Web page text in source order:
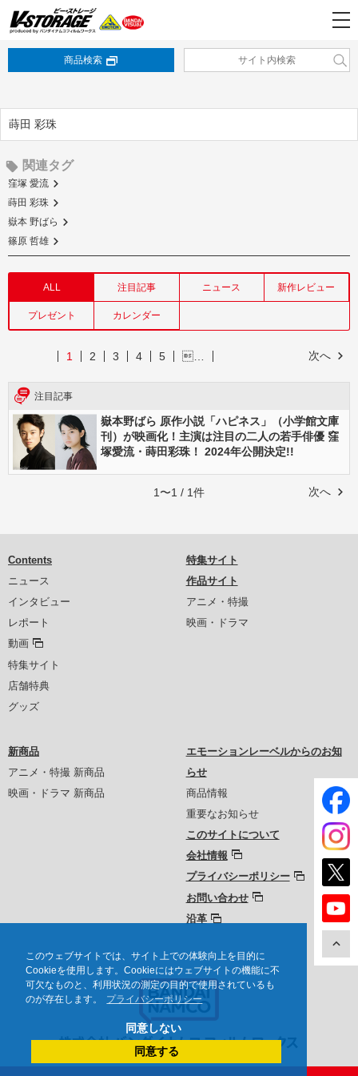
このウェブサイトでは、サイト上での体験向上を目的に
Cookieを使用します。Cookieにはウェブサイトの機能に不
可欠なものと、利用状況の測定の目的で使用されているも
のが存在します。
プライバシーポリシー
同意しない
同意する
商品検索
蒔田 彩珠
関連タグ
窪塚 愛流
蒔田 彩珠
嶽本 野ばら
篠原 哲雄
ALL 注目記事 ニュース 新作レビュー
プレゼント カレンダー
次へ
1 2 3 4 5 …
注目記事
嶽本野ばら 原作小説「ハピネス」（小学館文庫
刊）が映画化！主演は注目の二人の若手俳優 窪
塚愛流・蒔田彩珠！ 2024年公開決定!!
次へ
1〜1 / 1件
Contents
ニュース
インタビュー
レポート
動画
特集サイト
店舗特典
グッズ
特集サイト
作品サイト
アニメ・特撮
映画・ドラマ
新商品
アニメ・特撮 新商品
映画・ドラマ 新商品
エモーションレーベルからのお知
らせ
商品情報
重要なお知らせ
このサイトについて
会社情報
プライバシーポリシー
お問い合わせ
沿革